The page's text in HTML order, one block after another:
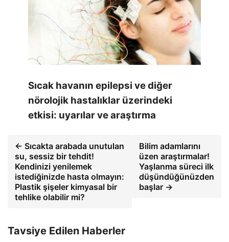
Sıcak havanın epilepsi ve diğer
nörolojik hastalıklar üzerindeki
etkisi: uyarılar ve araştırma
← Sıcakta arabada unutulan
su, sessiz bir tehdit!
Kendinizi yenilemek
istediğinizde hasta olmayın:
Plastik şişeler kimyasal bir
tehlike olabilir mi?
Bilim adamlarını
üzen araştırmalar!
Yaşlanma süreci ilk
düşündüğünüzden
başlar →
Tavsiye Edilen Haberler